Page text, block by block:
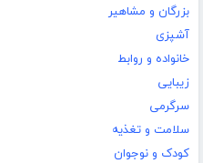
بزرگان و مشاهیر
آشپزی
خانواده و روابط
زیبایی
سرگرمی
سلامت و تغذیه
کودک و نوجوان